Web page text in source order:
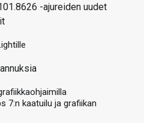
-ajureiden uudet
7:n kaatuilu ja grafiikan